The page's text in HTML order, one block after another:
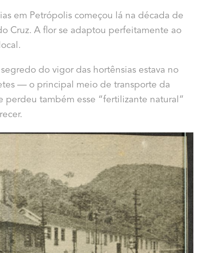
em Petrópolis começou lá na década de
Cruz. A flor se adaptou perfeitamente ao
do vigor das hortênsias estava no
— o principal meio de transporte da
perdeu também esse “fertilizante natural”